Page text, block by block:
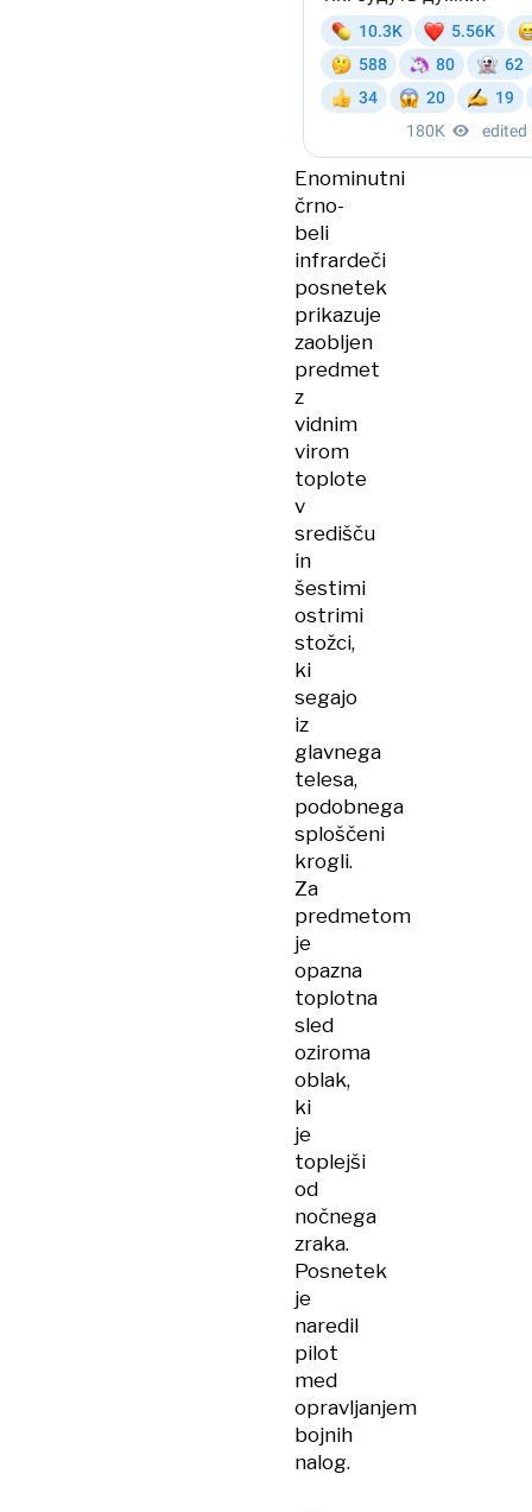
Enominutni
črno-
beli
infrardeči
posnetek
prikazuje
zaobljen
predmet
z
vidnim
virom
toplote
v
središču
in
šestimi
ostrimi
stožci,
ki
segajo
iz
glavnega
telesa,
podobnega
sploščeni
krogli.
Za
predmetom
je
opazna
toplotna
sled
oziroma
oblak,
ki
je
toplejši
od
nočnega
zraka.
Posnetek
je
naredil
pilot
med
opravljanjem
bojnih
nalog.